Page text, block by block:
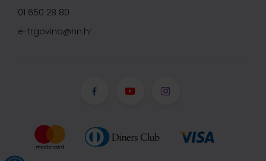
01 650 28 80
e-trgovina@nn.hr